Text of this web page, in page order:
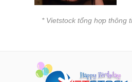
* Vietstock tổng hợp thông